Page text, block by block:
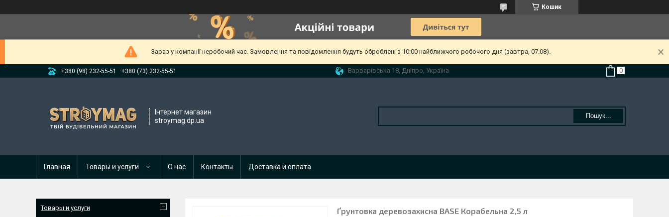
Кошик
Зараз у компанії неробочий час. Замовлення та повідомлення будуть оброблені з 10:00 найближчого робочого дня (завтра, 07.08).
+380 (98) 232-55-51 +380 (73) 232-55-51 Варварівська 18, Дніпро, Україна
Інтернет магазин
stroymag.dp.ua
Пошук...
Главная Товары и услуги О нас Контакты Доставка и оплата
Ґрунтовка деревозахисна BASE Корабельна 2,5 л
Товары и услуги